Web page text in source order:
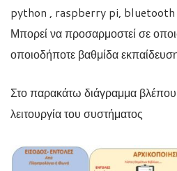
python , raspberry pi, bluetooth
Μπορεί να προσαρμοστεί σε
οποιοδήποτε βαθμίδα
Στο παρακάτω διάγραμμα
λειτουργία του συστήματος